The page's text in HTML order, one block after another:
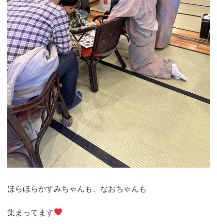
ほらほらかすみちゃんも、なおちゃんも
集まってます